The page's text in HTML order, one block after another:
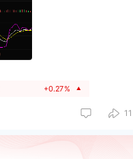
+0.27% ▲
11